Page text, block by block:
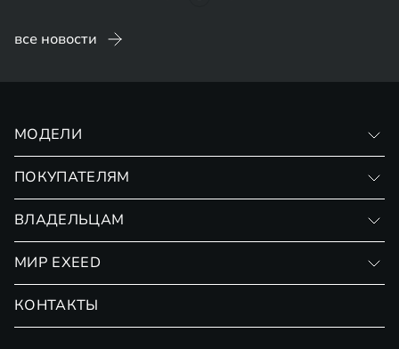
все новости
МОДЕЛИ
ПОКУПАТЕЛЯМ
Страхование
ВЛАДЕЛЬЦАМ
Сервис
МИР EXEED
КОНТАКТЫ